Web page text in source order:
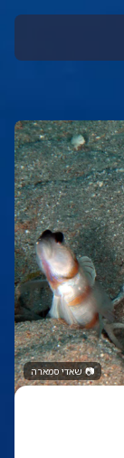
📷שאדי סמארה